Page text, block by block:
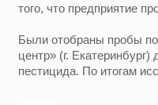
того, что предприятие
Были отобраны пробы
центр» (г.
пестицида. По итогам